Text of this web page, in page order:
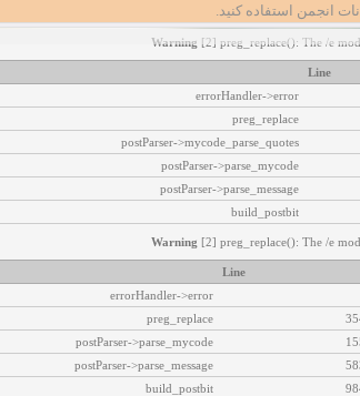
انجمن استفاده کنید.
Warning [2] preg_replace(): The /e
Line
errorHandler->error
preg_replace
postParser->mycode_parse_quotes
postParser->parse_mycode
postParser->parse_message
build_postbit
Warning [2] preg_replace(): The /e
Line
errorHandler->error
preg_replace
postParser->parse_mycode
postParser->parse_message
build_postbit